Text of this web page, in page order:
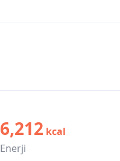
6,212 kcal
Enerji